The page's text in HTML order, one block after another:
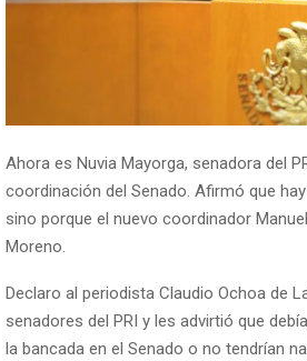
Ahora es Nuvia Mayorga, senadora del
coordinación del Senado. Afirmó que
sino porque el nuevo coordinador
Moreno.
Declaro al periodista Claudio Ochoa de
senadores del PRI y les advirtió que
la bancada en el Senado o no tendrían